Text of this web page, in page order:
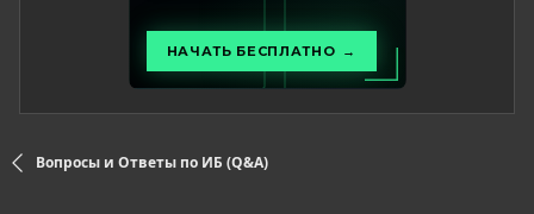
Вопросы и Ответы по ИБ (Q&A)